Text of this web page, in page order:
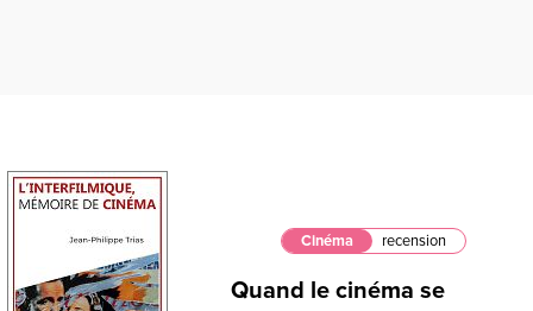
Cinéma recension
Quand le cinéma se